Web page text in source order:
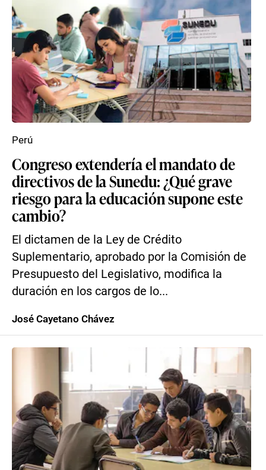
Congreso extendería el mandato de
directivos de la Sunedu: ¿Qué grave
riesgo para la educación supone este
cambio?
El dictamen de la Ley de Crédito
Suplementario, aprobado por la Comisión de
Presupuesto del Legislativo, modifica la
duración en los cargos de lo...
Perú
José Cayetano Chávez